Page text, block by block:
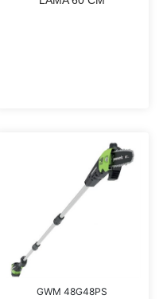
GWM 48G48PS